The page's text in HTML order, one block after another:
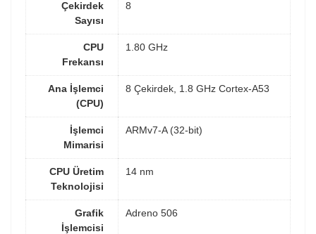
Çekirdek
Sayısı
8
CPU
Frekansı
1.80 GHz
Ana İşlemci
(CPU)
8 Çekirdek, 1.8 GHz Cortex-A53
İşlemci
Mimarisi
ARMv7-A (32-bit)
CPU Üretim
Teknolojisi
14 nm
Grafik
İşlemcisi
Adreno 506